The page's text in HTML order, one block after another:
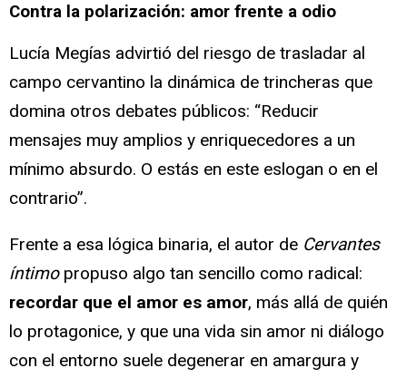
Contra la polarización: amor frente a odio
Lucía Megías advirtió del riesgo de trasladar al
campo cervantino la dinámica de trincheras que
domina otros debates públicos: “Reducir
mensajes muy amplios y enriquecedores a un
mínimo absurdo. O estás en este eslogan o en el
contrario”.
Frente a esa lógica binaria, el autor de Cervantes
íntimopropuso algo tan sencillo como radical:
recordar que el amor es amor, más allá de quién
lo protagonice, y que una vida sin amor ni diálogo
con el entorno suele degenerar en amargura y